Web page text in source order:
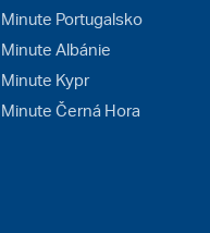
Portugalsko
Albánie
Kypr
Černá Hora